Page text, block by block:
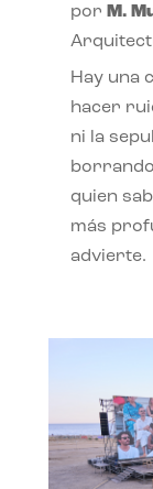
por M.
Hay una
hacer
ni la
borrando
quien
más
advierte.